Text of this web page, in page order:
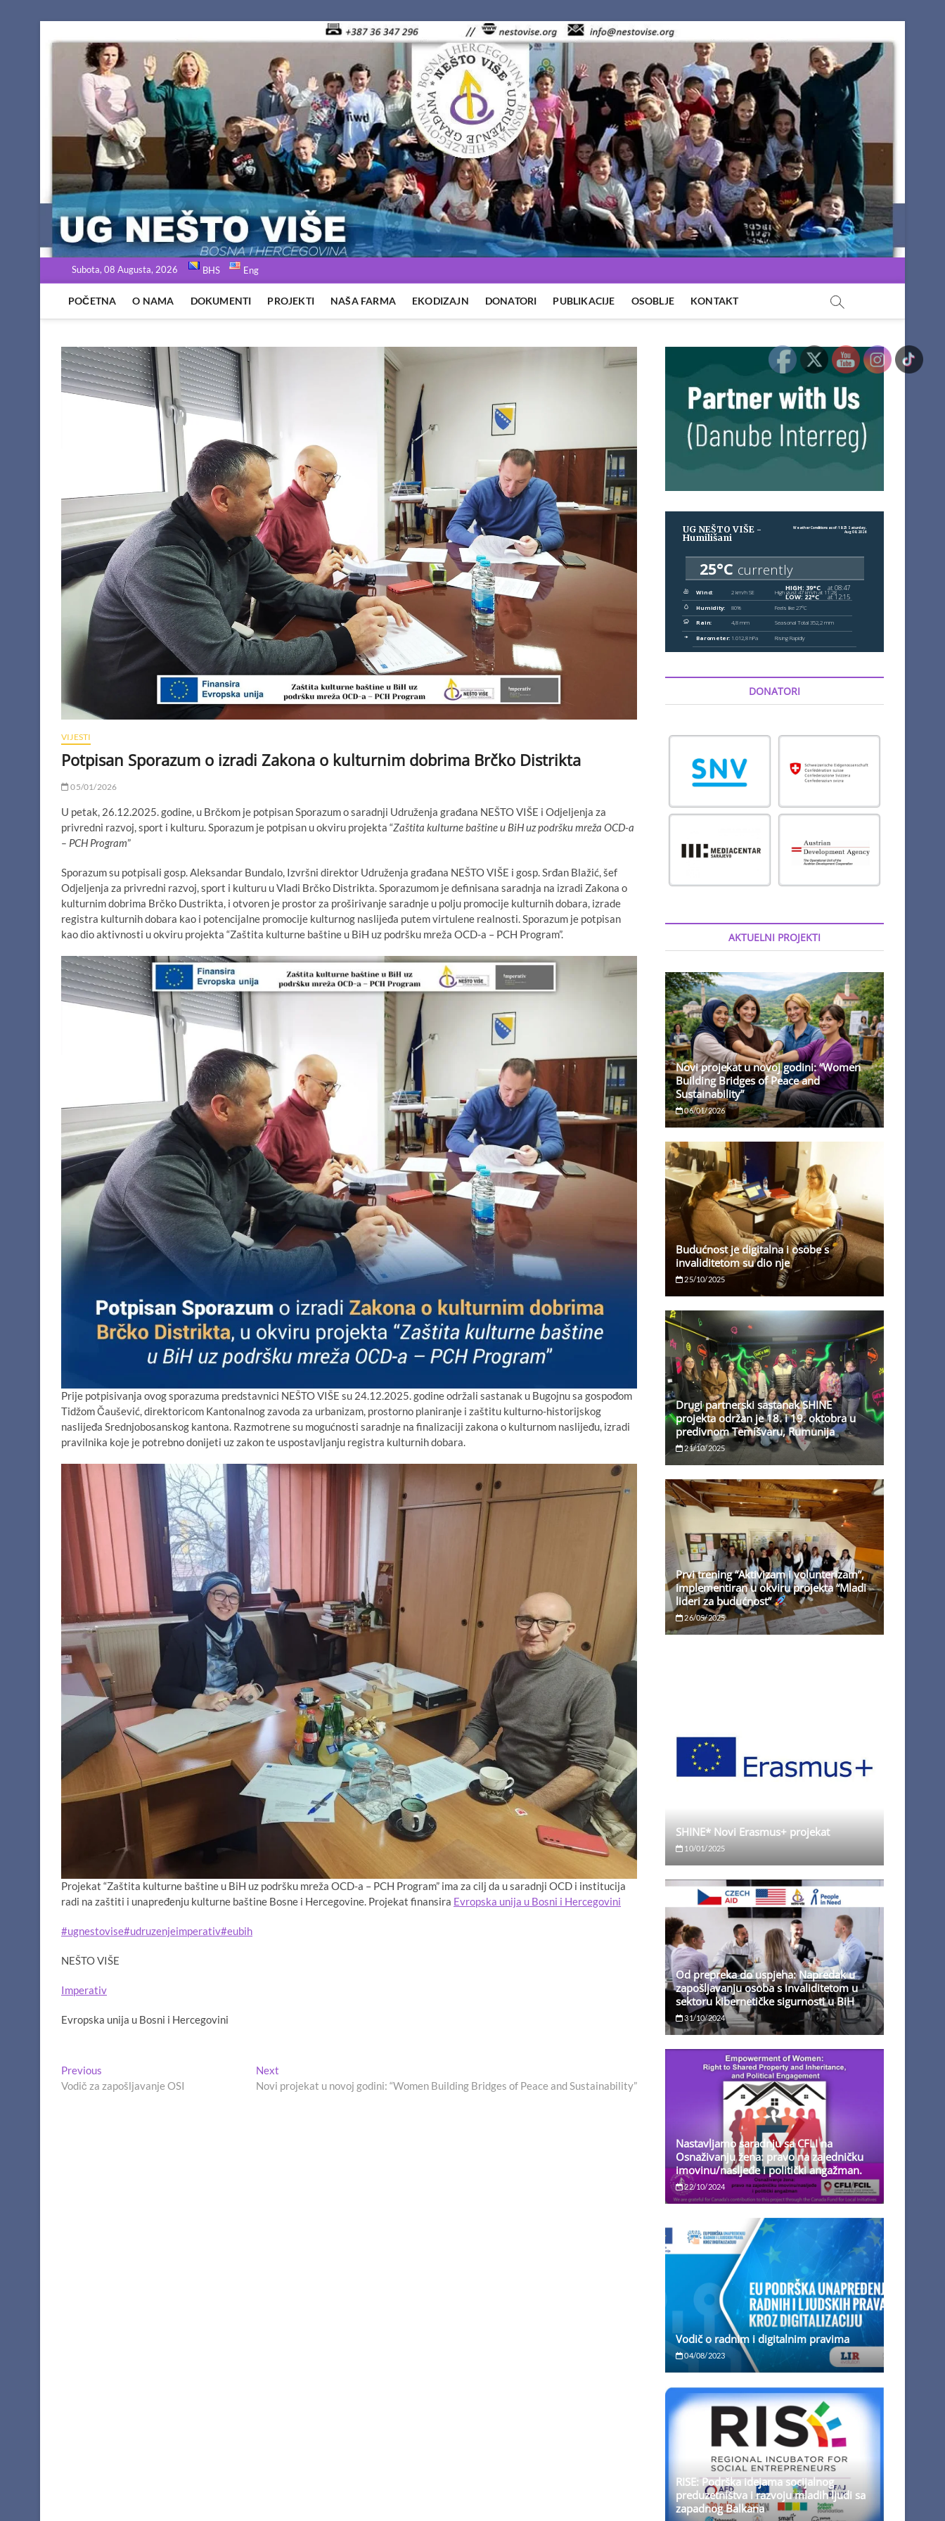
Subota, 08 Augusta, 2026 BHS Eng
POČETNA O NAMA DOKUMENTI PROJEKTI NAŠA FARMA EKODIZAJN DONATORI PUBLIKACIJE OSOBLJE KONTAKT
VIJESTI
Potpisan Sporazum o izradi Zakona o kulturnim dobrima Brčko Distrikta
05/01/2026
U petak, 26.12.2025. godine, u Brčkom je potpisan Sporazum o saradnji Udruženja građana NEŠTO VIŠE i Odjeljenja za
privredni razvoj, sport i kulturu. Sporazum je potpisan u okviru projekta “Zaštita kulturne baštine u BiH uz podršku mreža OCD-a
– PCH Program”
Sporazum su potpisali gosp. Aleksandar Bundalo, Izvršni direktor Udruženja građana NEŠTO VIŠE i gosp. Srđan Blažić, šef
Odjeljenja za privredni razvoj, sport i kulturu u Vladi Brčko Distrikta. Sporazumom je definisana saradnja na izradi Zakona o
kulturnim dobrima Brčko Dustrikta, i otvoren je prostor za proširivanje saradnje u polju promocije kulturnih dobara, izrade
registra kulturnih dobara kao i potencijalne promocije kulturnog naslijeđa putem virtulene realnosti. Sporazum je potpisan
kao dio aktivnosti u okviru projekta “Zaštita kulturne baštine u BiH uz podršku mreža OCD-a – PCH Program”.
Prije potpisivanja ovog sporazuma predstavnici NEŠTO VIŠE su 24.12.2025. godine održali sastanak u Bugojnu sa gospođom
Tidžom Čaušević, direktoricom Kantonalnog zavoda za urbanizam, prostorno planiranje i zaštitu kulturno-historijskog
naslijeđa Srednjobosanskog kantona. Razmotrene su mogućnosti saradnje na finalizaciji zakona o kulturnom naslijeđu, izradi
pravilnika koje je potrebno donijeti uz zakon te uspostavljanju registra kulturnih dobara.
Projekat “Zaštita kulturne baštine u BiH uz podršku mreža OCD-a – PCH Program” ima za cilj da u saradnji OCD i institucija
radi na zaštiti i unapređenju kulturne baštine Bosne i Hercegovine. Projekat finansira Evropska unija u Bosni i Hercegovini
#ugnestovise#udruzenjeimperativ#eubih
NEŠTO VIŠE
Imperativ
Evropska unija u Bosni i Hercegovini
Navigacija
članaka
Previous
post:
Vodič za zapošljavanje OSI
Next
post:
Novi projekat u novoj godini: “Women Building Bridges of Peace and Sustainability”
DONATORI
AKTUELNI PROJEKTI
Novi projekat u novoj godini: “Women
Building Bridges of Peace and
Sustainability”
06/01/2026
Budućnost je digitalna i osobe s
invaliditetom su dio nje
25/10/2025
Drugi partnerski sastanak SHINE
projekta održan je 18. i 19. oktobra u
predivnom Temišvaru, Rumunija
21/10/2025
Prvi trening “Aktivizam i volunterizam”,
implementiran u okviru projekta “Mladi
lideri za budućnost”
26/05/2025
SHINE* Novi Erasmus+ projekat
10/01/2025
Od prepreka do uspjeha: Napredak u
zapošljavanju osoba s invaliditetom u
sektoru kibernetičke sigurnosti u BiH
31/10/2024
Nastavljamo saradnju sa CFLI na
Osnaživanju žena: pravo na zajedničku
imovinu/nasljeđe i politički angažman.
22/10/2024
Vodič o radnim i digitalnim pravima
04/08/2023
RISE: Podrška idejama socijalnog
preduzetništva i razvoju mladih ljudi sa
zapadnog Balkana